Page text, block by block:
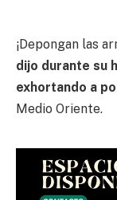
¡Depongan las
dijo durante su
exhortando a
Medio Oriente.